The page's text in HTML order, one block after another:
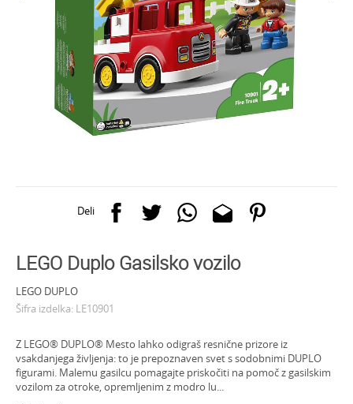
Deli
LEGO Duplo Gasilsko vozilo
LEGO DUPLO
Šifra izdelka: LE10901
Z LEGO® DUPLO® Mesto lahko odigraš resnične prizore iz
vsakdanjega življenja: to je prepoznaven svet s sodobnimi DUPLO
figurami. Malemu gasilcu pomagajte priskočiti na pomoč z gasilskim
vozilom za otroke, opremljenim z modro lu...